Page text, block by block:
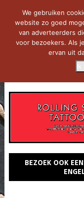
BEZOEK OOK
We gebruiken
website zo goed
van adverteerders
voor bezoekers. Als
ervan uit